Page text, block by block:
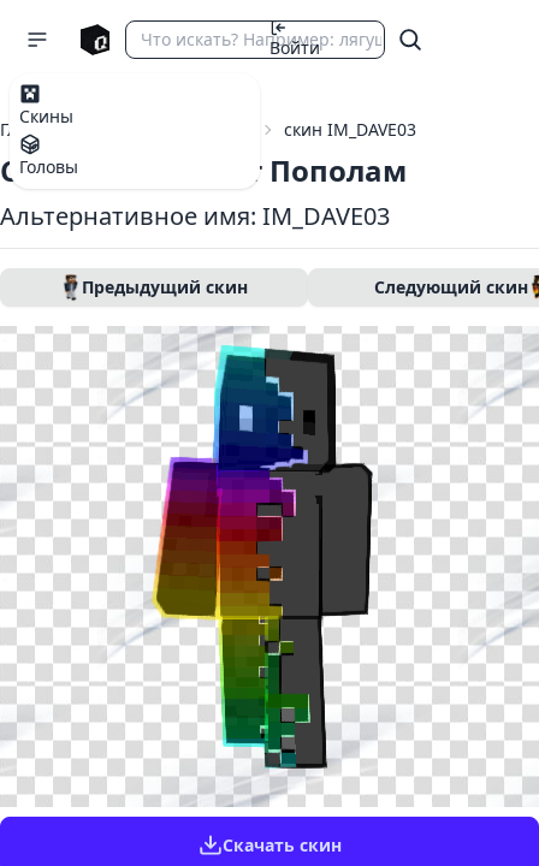
Скины
Головы
Войти
Главная скин IM_DAVE03
Скин Майнкрафт Пополам
Альтернативное имя: IM_DAVE03
Предыдущий скин Следующий скин
Скачать скин